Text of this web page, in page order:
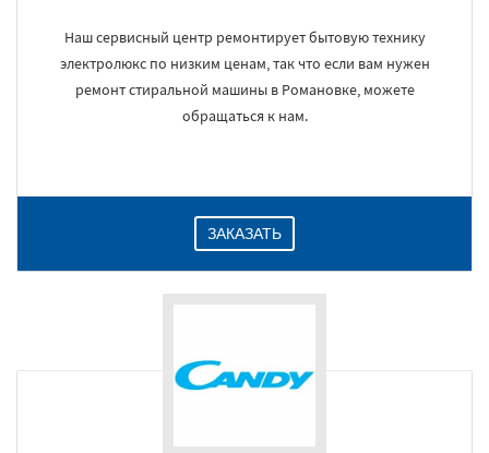
Наш сервисный центр ремонтирует бытовую технику
электролюкс по низким ценам, так что если вам нужен
ремонт стиральной машины в Романовке, можете
обращаться к нам.
ЗАКАЗАТЬ